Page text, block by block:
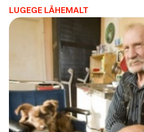
veetis kolm ööpäeva külmal
aga kõrvaltoas, kuhu […]